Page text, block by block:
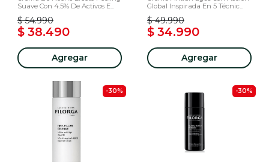
Suave Con 4.5% De Activos E...
$ 54.990
$ 38.490
Agregar
Global Inspirada En 5 Técnic...
$ 49.990
$ 34.990
Agregar
-30% -30%